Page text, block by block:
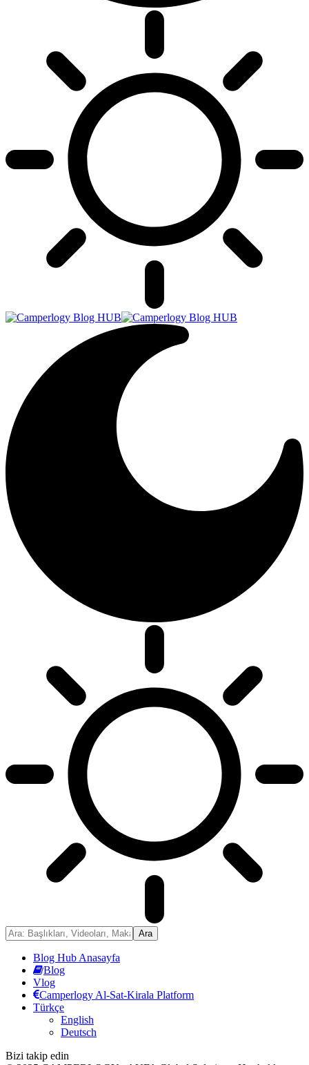
Blog Hub Anasayfa
Blog
Vlog
Camperlogy Al-Sat-Kirala Platform
Türkçe
English
Deutsch
Bizi takip edin